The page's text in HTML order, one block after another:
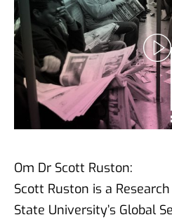
Om Dr Scott Ruston:
Scott Ruston is a
State University’s Global